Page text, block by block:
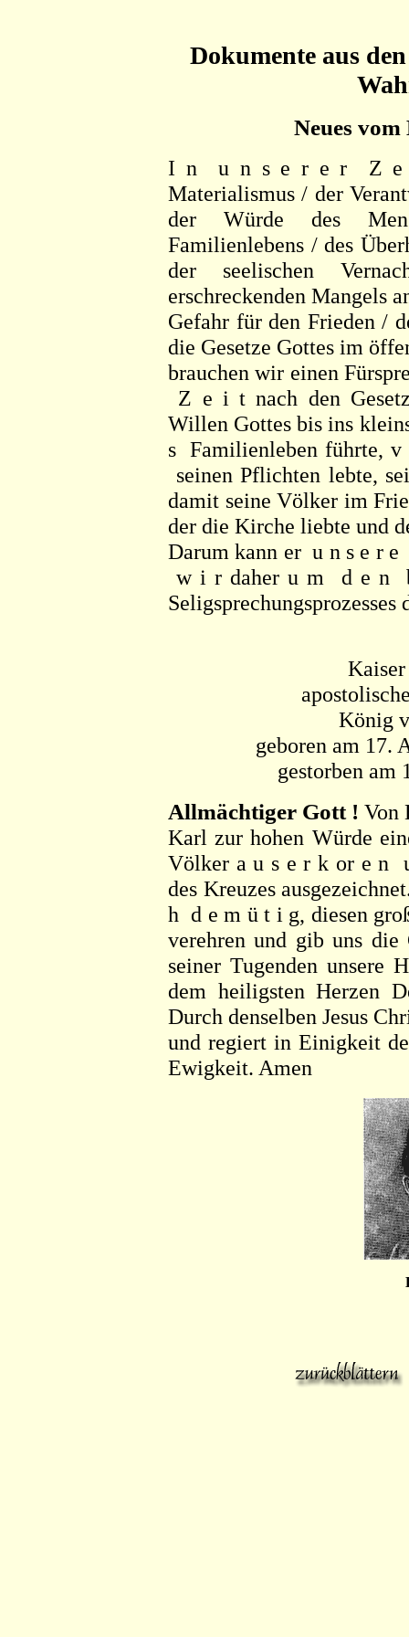
Dokumente aus
Neues
I n u n s e r e r Z e i
Materialismus / der
der Würde des
Familienlebens / des
der seelischen
erschreckenden Mangels
Gefahr für den Frieden /
die Gesetze Gottes im
brauchen wir einen
Z e i t nach den
Willen Gottes bis ins
s Familienleben führte,
seinen Pflichten lebte,
damit seine Völker im
der die Kirche liebte und
Darum kann er u n s e r e
w i r daher u m d e n
Seligsprechungsprozesses
König
geboren am 17.
gestorben am
Allmächtiger Gott ! Von
Karl zur hohen Würde
Völker a u s e r k or e n
des Kreuzes
h d e m ü t i g, diesen
verehren und gib uns
seiner Tugenden unsere
dem heiligsten Herzen
Durch denselben Jesus
und regiert in Einigkeit
Ewigkeit. Amen